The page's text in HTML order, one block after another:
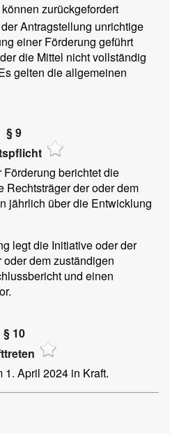
zurückgefordert
Antragstellung unrichtige
einer Förderung geführt
die Mittel nicht vollständig
gelten die allgemeinen
§ 9
berichtet die
Rechtsträger der oder dem
jährlich über die Entwicklung
legt die Initiative oder der
dem zuständigen
und einen
§ 10
April 2024 in Kraft.